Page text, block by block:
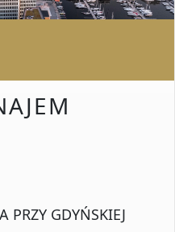
PRZY GDYŃSKIEJ